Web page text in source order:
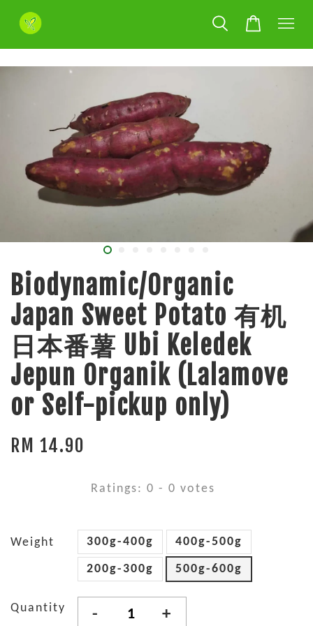
Biodynamic/Organic
Japan Sweet Potato 有机
日本番薯 Ubi Keledek
Jepun Organik (Lalamove
or Self-pickup only)
RM 14.90
Ratings: 0 - 0 votes
Weight 300g-400g 400g-500g
200g-300g 500g-600g
Quantity - +